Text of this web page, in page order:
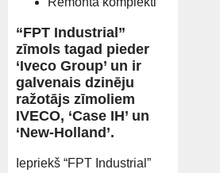
“FPT Industrial”
zīmols tagad pieder
‘Iveco Group’ un ir
galvenais dzinēju
ražotājs zīmoliem
IVECO, ‘Case IH’ un
‘New-Holland’.
Iepriekš “FPT Industrial”